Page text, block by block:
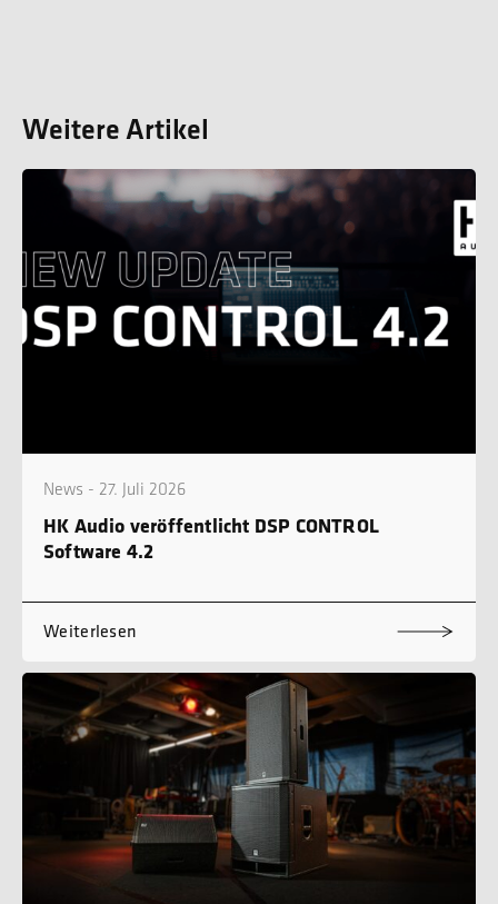
Weitere Artikel
News - 27. Juli 2026
HK Audio veröffentlicht DSP CONTROL
Software 4.2
Weiterlesen